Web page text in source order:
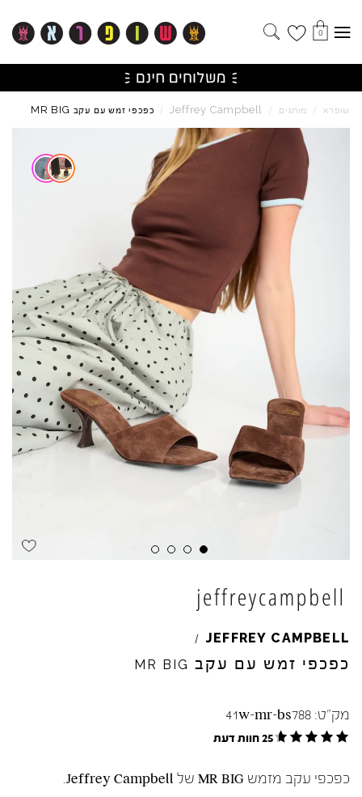
0
שופרא / מותגים /
Jeffrey Campbell
/ כפכפי זמש עם עקב MR BIG
Skip to product reviews
JEFFREY CAMPBELL
/
כפכפי זמש עם עקב MR BIG
מק"ט: 41w-mr-bs788
25 חוות דעת
כפכפי עקב מזמש MR BIG של Jeffrey Campbell.